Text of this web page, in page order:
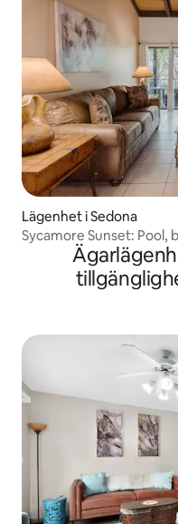
Lägenhet i Sedona
Sycamore Sunset: Pool,